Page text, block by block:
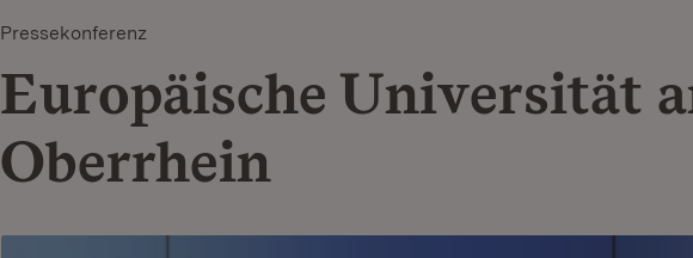
Pressekonferenz
Europäische Universität
Oberrhein